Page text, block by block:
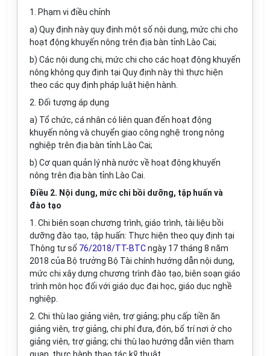
1. Phạm vi điều chỉnh
a) Quy định này quy định một số nội dung, mức chi cho
hoạt động khuyến nông trên địa bàn tỉnh Lào Cai;
b) Các nội dung chi, mức chi cho các hoạt động khuyến
nông không quy định tại Quy định này thì thực hiện
theo các quy định pháp luật hiện hành.
2. Đối tượng áp dụng
a) Tổ chức, cá nhân có liên quan đến hoạt động
khuyến nông và chuyển giao công nghệ trong nông
nghiệp trên địa bàn tỉnh Lào Cai;
b) Cơ quan quản lý nhà nước về hoạt động khuyến
nông trên địa bàn tỉnh Lào Cai.
Điều 2. Nội dung, mức chi bồi dưỡng, tập huấn và
đào tạo
1. Chi biên soạn chương trình, giáo trình, tài liệu bồi
dưỡng đào tạo, tập huấn: Thực hiện theo quy định tại
Thông tư số 76/2018/TT-BTCngày 17 tháng 8 năm
2018 của Bộ trưởng Bộ Tài chính hướng dẫn nội dung,
mức chi xây dựng chương trình đào tạo, biên soạn giáo
trình môn học đối với giáo dục đại học, giáo dục nghề
nghiệp.
2. Chi thù lao giảng viên, trợ giảng; phụ cấp tiền ăn
giảng viên, trợ giảng, chi phí đưa, đón, bố trí nơi ở cho
giảng viên, trợ giảng; chi thù lao hướng dẫn viên tham